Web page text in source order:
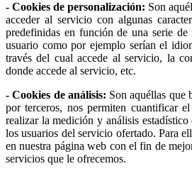
- Cookies de personalización: Son
acceder al servicio con algunas
predefinidas en función de una serie
usuario como por ejemplo serían el
través del cual accede al servicio, la
donde accede al servicio, etc.
- Cookies de análisis: Son aquéllas que
por terceros, nos permiten cuantificar
realizar la medición y análisis
los usuarios del servicio ofertado. Para
en nuestra página web con el fin de
servicios que le ofrecemos.